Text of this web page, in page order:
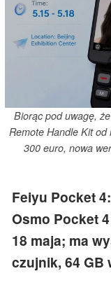
Biorąc pod uwagę,
Remote Handle Kit od
300 euro, nowa
Feiyu Pocket
Osmo Pocket
18 maja; ma
czujnik, 64 GB